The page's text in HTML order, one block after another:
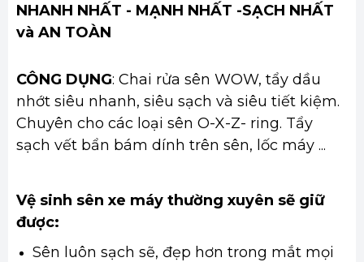
NHANH NHẤT - MẠNH NHẤT -SẠCH NHẤT
và AN TOÀN
CÔNG DỤNG: Chai rửa sên WOW, tẩy dầu
nhớt siêu nhanh, siêu sạch và siêu tiết kiệm.
Chuyên cho các loại sên O-X-Z- ring. Tẩy
sạch vết bẩn bám dính trên sên, lốc máy ...
Vệ sinh sên xe máy thường xuyên sẽ giữ
được:
Sên luôn sạch sẽ, đẹp hơn trong mắt mọi